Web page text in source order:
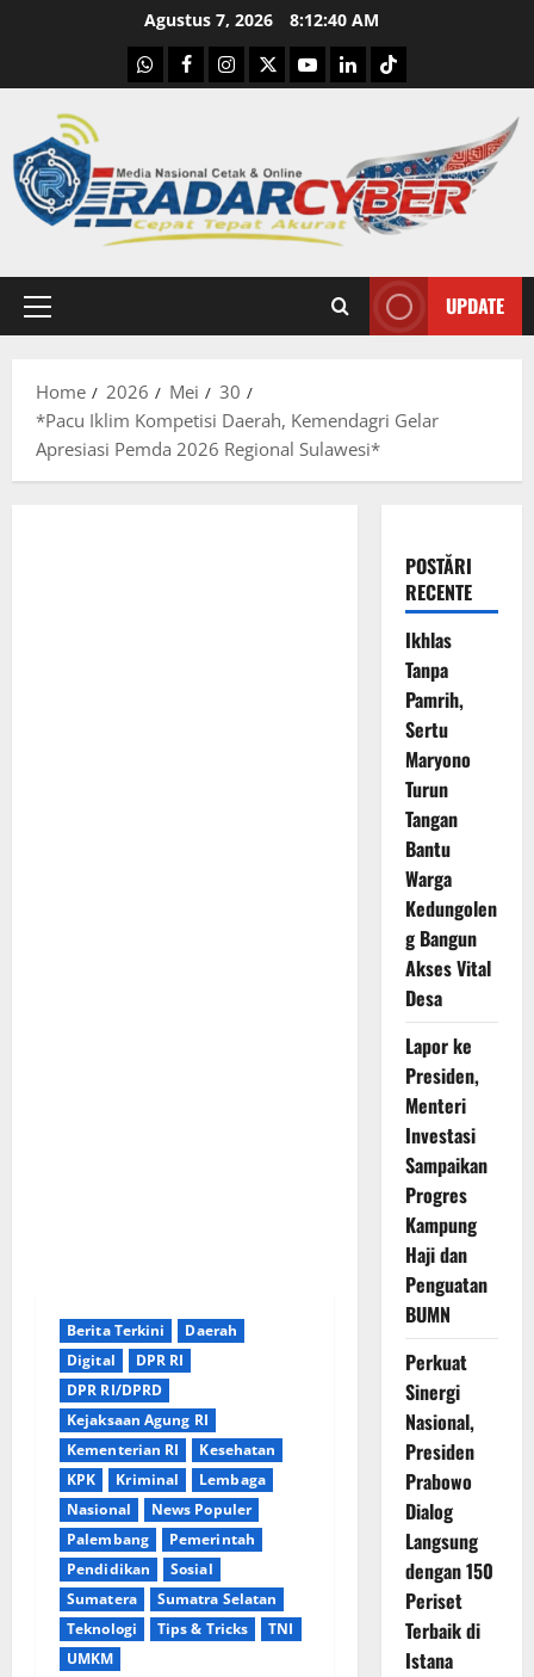
Agustus 7, 2026 8:12:42 AM
WhatsApp
Facebook
Instagram
X YoutubelinkedinTiktok
Primary
UPDATE
Home 2026 Mei
30
*Pacu Iklim Kompetisi Daerah, Kemendagri Gelar
Apresiasi Pemda 2026 Regional Sulawesi*
Berita Terkini
Daerah
Digital
DPR RI
DPR RI/DPRD
Kejaksaan Agung RI
Kementerian RI
Kesehatan
KPK
Kriminal
Lembaga
Nasional
News Populer
Palembang
Pemerintah
Pendidikan
Sosial
Sumatera
Sumatra Selatan
Teknologi
Tips & Tricks
TNI
UMKM
POSTĂRI
RECENTE
Ikhlas
Tanpa
Pamrih,
Sertu
Maryono
Turun
Tangan
Bantu
Warga
Kedungolen
g Bangun
Akses Vital
Desa
Lapor ke
Presiden,
Menteri
Investasi
Sampaikan
Progres
Kampung
Haji dan
Penguatan
BUMN
Perkuat
Sinergi
Nasional,
Presiden
Prabowo
Dialog
Langsung
dengan 150
Periset
Terbaik di
Istana